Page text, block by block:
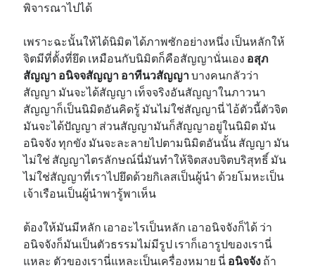
พิจารณาไปได้
เพราะฉะนั้นให้ได้นิมิต ได้ภาพซักอย่างหนึ่ง เป็นหลักให้
จิตมีที่ตั้งที่ยึด เหมือนกับนิมิตก็คือสัญญานั่นเอง อสุภ
สัญญา อนิจจสัญญา อาทีนวสัญญาบางคนกลัวว่า
สัญญา มันจะได้สัญญา เท็จจริงอันสัญญาในภาวนา
สัญญาก็เป็นนิมิตอันคิดรู้ มันไม่ใช่สัญญานี่ ไอ้ตัวนี้ตัวจิต
มันจะได้ปัญญา ส่วนสัญญามันก็สัญญาอยู่ในนิมิต มัน
อนิจจัง ทุกขัง มันจะละลายไปตามนิมิตอันนั้น สัญญา มัน
ไม่ใช่ สัญญาไตรลักษณ์นี่มันทำให้จิตสงบจิตบริสุทธิ์ มัน
ไม่ใช่สัญญาที่เราไปยึดด้วยกิเลสเป็นผู้นำ ด้วยโมหะเป็น
เจ้าเรือนเป็นผู้นำพารู้พาเห็น
ต้องให้มันมีหลัก เอาอะไรเป็นหลัก เอาอนิจจังก็ได้ ว่า
อนิจจังก็มันเป็นตัวธรรมไม่มีรูป เราก็เอารูปของเรานี่
แหละ ตัวของเรานี่แหละเป็นเครื่องหมาย นี่ อนิจจัง ถ้า